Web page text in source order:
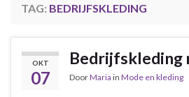
TAG: BEDRIJFSKLEDING
OKT
07
Bedrijfskleding
DoorMaria in Mode en kleding